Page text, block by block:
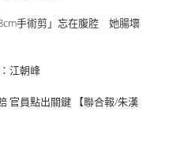
手術剪」忘在腹腔 她腸壞
江朝峰
官員點出關鍵 【聯合報/朱漢